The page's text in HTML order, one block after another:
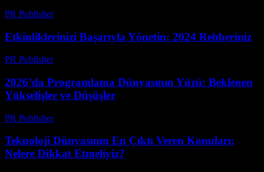
PR Publisher-
Etkinliklerinizi Başarıyla Yönetin: 2024 Rehberiniz
PR Publisher-
2026’da Programlama Dünyasının Yüzü: Beklenen
Yükselişler ve Düşüşler
PR Publisher-
Teknoloji Dünyasının En Çıktı Veren Konuları:
Nelere Dikkat Etmeliyiz?